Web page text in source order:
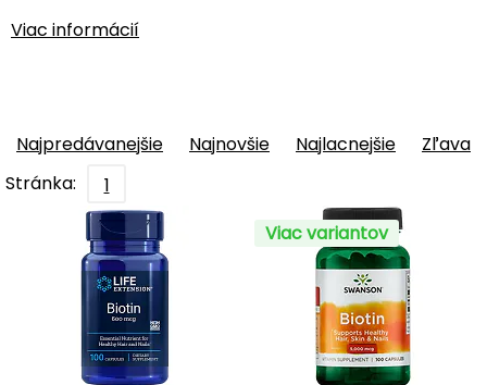
Viac informácií
Najpredávanejšie Najnovšie Najlacnejšie
Zľava
Stránka:
1
Viac variantov